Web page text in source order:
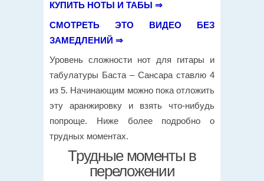
КУПИТЬ НОТЫ И ТАБЫ ⇒
СМОТРЕТЬ ЭТО ВИДЕО БЕЗ
ЗАМЕДЛЕНИЙ ⇒
Уровень сложности нот для гитары и
табулатуры Баста – Сансара ставлю 4
из 5. Начинающим можно пока отложить
эту аранжировку и взять что-нибудь
попроще. Ниже более подробно о
трудных моментах.
Трудные моменты в
переложении